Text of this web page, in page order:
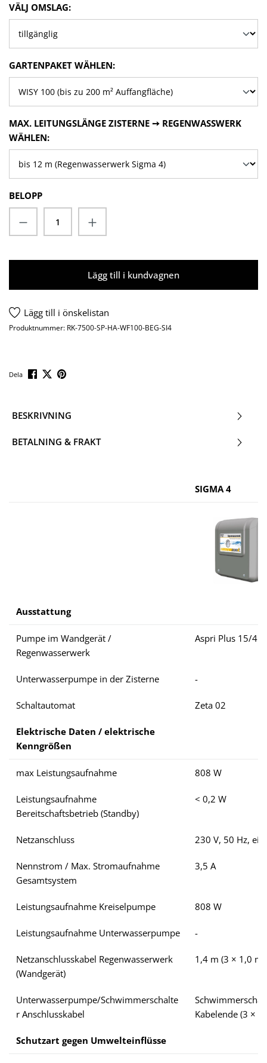
VÄLJ
VÄLJ OMSLAG:
VÄLJ
GARTENPAKET WÄHLEN:
VÄLJ
MAX. LEITUNGSLÄNGE ZISTERNE ➙ REGENWASSWERK
WÄHLEN:
BELOPP
Produktkvantitet: Ange önskat belopp
Lägg till i kundvagnen
Lägg till i önskelistan
Produktnummer: RK-7500-SP-HA-WF100-BEG-SI4
Dela
BESKRIVNING
BETALNING & FRAKT
SIGMA 4
Ausstattung
Pumpe im Wandgerät /
Regenwasserwerk
Aspri Plus 15/4
Unterwasserpumpe in der Zisterne -
Schaltautomat Zeta 02
Elektrische Daten / elektrische
Kenngrößen
max Leistungsaufnahme 808 W
Leistungsaufnahme
Bereitschaftsbetrieb (Standby)
< 0,2 W
Netzanschluss 230 V, 50 Hz,
Nennstrom / Max. Stromaufnahme
Gesamtsystem
3,5 A
Leistungsaufnahme Kreiselpumpe 808 W
Leistungsaufnahme Unterwasserpumpe -
Netzanschlusskabel Regenwasserwerk
(Wandgerät)
1,4 m (3 × 1,0
Unterwasserpumpe/Schwimmerschalte
r Anschlusskabel
Kabelende (3 × 1
Schutzart gegen Umwelteinflüsse